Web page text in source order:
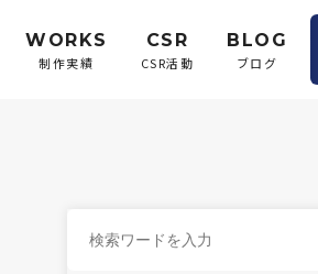
WORKS
制作実績
CSR
CSR活動
BLOG
ブログ